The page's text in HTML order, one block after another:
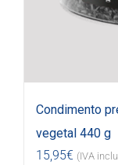
Condimento
vegetal 440 g
15,95€ (IVA